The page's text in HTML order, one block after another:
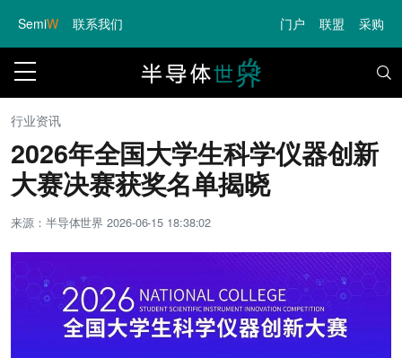
SemiW 联系我们 门户 联盟 采购
行业资讯
2026年全国大学生科学仪器创新
大赛决赛获奖名单揭晓
来源：半导体世界2026-06-15 18:38:02